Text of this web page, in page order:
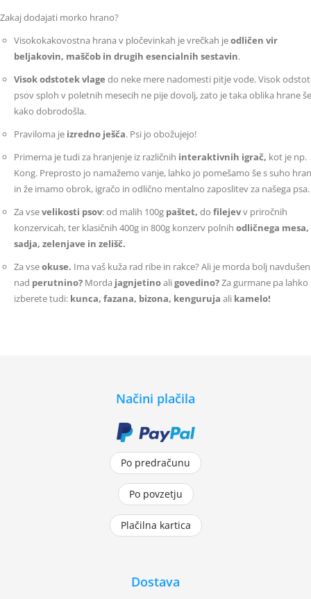
Zakaj dodajati morko hrano?
Visokokakovostna hrana v pločevinkah je vrečkah jeodličen vir
beljakovin, maščob in drugih esencialnih sestavin.
Visok odstotek vlage do neke mere nadomesti pitje vode. Visok
psov sploh v poletnih mesecih ne pije dovolj, zato je taka oblika hrane še
kako dobrodošla.
Praviloma je izredno ješča. Psi jo obožujejo!
Primerna je tudi za hranjenje iz različnih interaktivnih igrač, kot je np.
Kong. Preprosto jo namažemo vanje, lahko jo pomešamo še s suho
in že imamo obrok, igračo in odlično mentalno zaposlitev za našega psa.
Za vsevelikosti psov: od malih 100g paštet, do filejevv priročnih
konzervicah, ter klasičnih 400g in 800g konzerv polnih odličnega mesa,
sadja, zelenjave in zelišč.
Za vseokuse. Ima vaš kuža rad ribe in rakce? Ali je morda bolj navdušen
nad perutnino? Morda jagnjetinoaligovedino?Za gurmane pa lahko
izberete tudi: kunca, fazana, bizona, kenguruja ali kamelo!
Načini plačila
Po predračunu
Po povzetju
Plačilna kartica
Dostava